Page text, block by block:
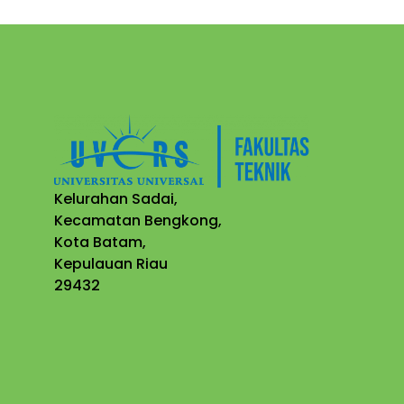
Kelurahan Sadai,
Kecamatan Bengkong,
Kota Batam,
Kepulauan Riau
29432